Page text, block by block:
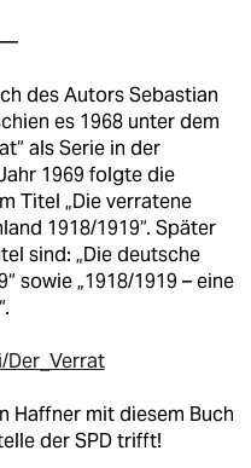
—
des Autors Sebastian
es 1968 unter dem
als Serie in der
1969 folgte die
Titel „Die verratene
1918/1919“. Später
sind: „Die deutsche
sowie „1918/1919 – eine
Haffner mit diesem Buch
der SPD trifft!